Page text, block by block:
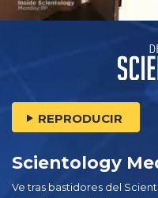
REPRODUCIR
Scientology
Ve tras bastidores del